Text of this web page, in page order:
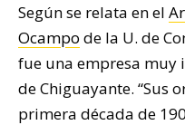
Según se relata en el
Ocampo de la U. de
fue una empresa
de Chiguayante. “Sus
primera década de